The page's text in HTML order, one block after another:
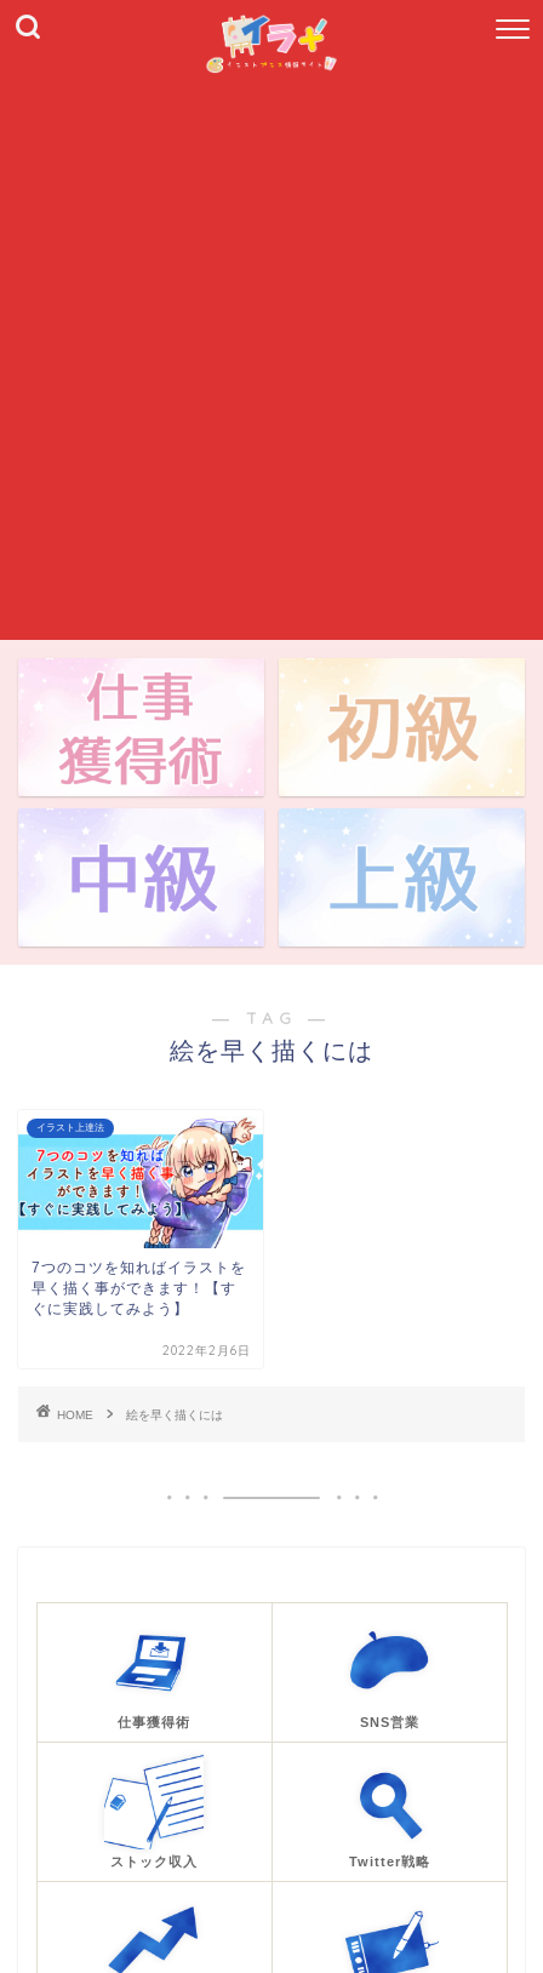
― TAG ―
絵を早く描くには
イラスト上達法
7つのコツを知ればイラストを
早く描く事ができます！【す
ぐに実践してみよう】
2022年2月6日
HOME 絵を早く描くには
仕事獲得術 SNS営業
ストック収入 Twitter戦略